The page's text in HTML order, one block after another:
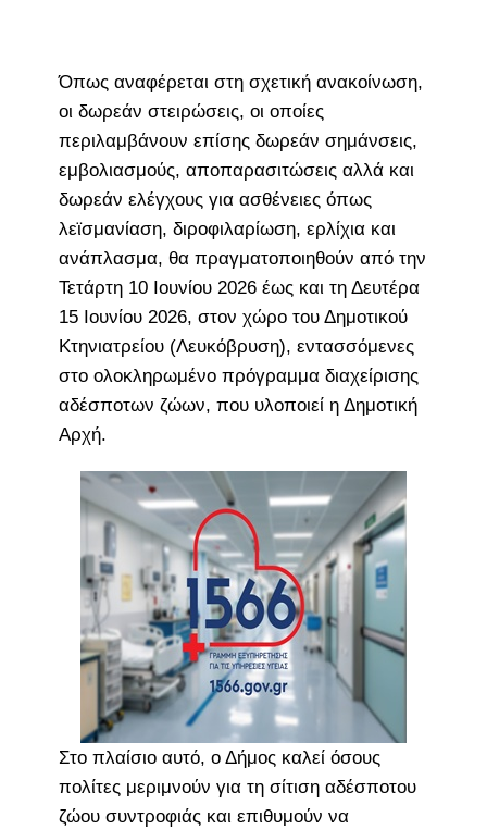
Όπως αναφέρεται στη σχετική ανακοίνωση,
οι δωρεάν στειρώσεις, οι οποίες
περιλαμβάνουν επίσης δωρεάν σημάνσεις,
εμβολιασμούς, αποπαρασιτώσεις αλλά και
δωρεάν ελέγχους για ασθένειες όπως
λεϊσμανίαση, διροφιλαρίωση, ερλίχια και
ανάπλασμα, θα πραγματοποιηθούν από την
Τετάρτη 10 Ιουνίου 2026 έως και τη Δευτέρα
15 Ιουνίου 2026, στον χώρο του Δημοτικού
Κτηνιατρείου (Λευκόβρυση), εντασσόμενες
στο ολοκληρωμένο πρόγραμμα διαχείρισης
αδέσποτων ζώων, που υλοποιεί η Δημοτική
Αρχή.
Στο πλαίσιο αυτό, ο Δήμος καλεί όσους
πολίτες μεριμνούν για τη σίτιση αδέσποτου
ζώου συντροφιάς και επιθυμούν να